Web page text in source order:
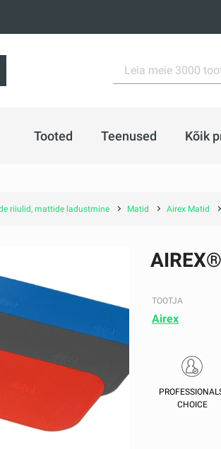
Tooted Teenused Kõik
riiulid, mattide ladustmine Matid Airex Matid
TOOTJA
Airex
CHOICE